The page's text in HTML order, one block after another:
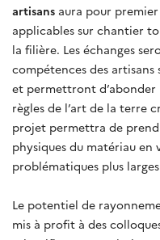
artisans aura pour
applicables sur chantier
la filière. Les échanges
compétences des
et permettront
règles de l’art de la terre
projet permettra de
physiques du matériau en
problématiques plus
Le potentiel de
mis à profit à des